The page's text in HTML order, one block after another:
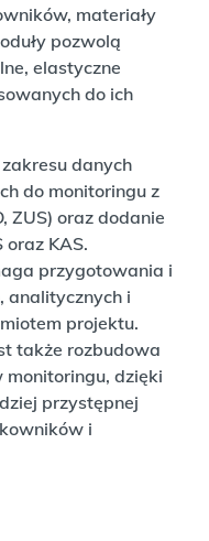
materiały
pozwolą
elastyczne
do ich
danych
do monitoringu z
ZUS) oraz dodanie
oraz KAS.
przygotowania i
analitycznych i
projektu.
także rozbudowa
dzięki
przystępnej
i